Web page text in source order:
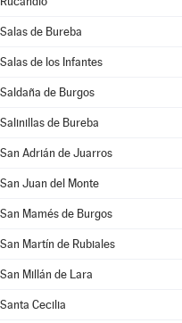
Salas de Bureba
Salas de los Infantes
Saldaña de Burgos
Salinillas de Bureba
San Adrián de Juarros
San Juan del Monte
San Mamés de Burgos
San Martín de Rubiales
San Millán de Lara
Santa Cecilia